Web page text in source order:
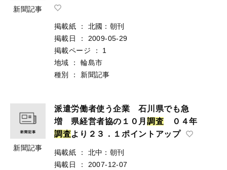
新聞記事
掲載紙 ：
北國：朝刊
掲載日
：
2009-05-29
掲載ページ
：
1
地域
：
輪島市
種別
： 新聞記事
新聞記事
派遣労働者使う企業 石川県でも急
増 県経営者協の１０月調査 ０４年
調査より２３．１ポイントアップ
掲載紙 ：
北中：朝刊
掲載日
：
2007-12-07